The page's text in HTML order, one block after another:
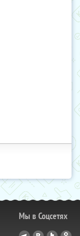
Мы в Соцсетях